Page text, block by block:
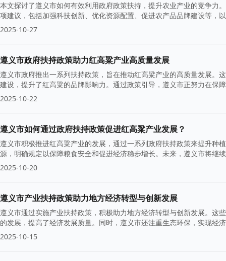
本文探讨了遵义市如何有效利用政府政策扶持，提升农业产业的竞争力
项建议，包括加强科技创新、优化资源配置、促进农产品品牌建设等，
2025-10-27
遵义市政府扶持政策助力红高粱产业高质量发展
遵义市政府推出一系列扶持政策，旨在推动红高粱产业的高质量发展。
建设，提升了红高粱的品牌影响力。通过政策引导，遵义市正努力在保
2025-10-22
遵义市如何通过政府扶持政策促进红高粱产业发展？
遵义市积极推进红高粱产业的发展，通过一系列政府扶持政策来提升种
源，明确规定以保障粮食安全和促进经济稳步增长。未来，遵义市将继
2025-10-20
遵义市产业扶持政策助力地方经济转型与创新发展
遵义市通过实施产业扶持政策，积极助力地方经济转型与创新发展。这
的发展，提高了经济发展质量。同时，遵义市还注重生态环保，实现经
2025-10-15